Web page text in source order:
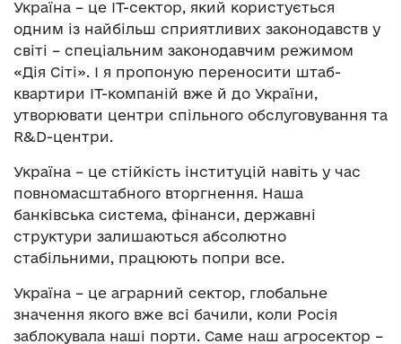
Україна – це IT-сектор, який користується
одним із найбільш сприятливих законодавств у
світі – спеціальним законодавчим режимом
«Дія Сіті». І я пропоную переносити штаб-
квартири IT-компаній вже й до України,
утворювати центри спільного обслуговування та
R&D-центри.
Україна – це стійкість інституцій навіть у час
повномасштабного вторгнення. Наша
банківська система, фінанси, державні
структури залишаються абсолютно
стабільними, працюють попри все.
Україна – це аграрний сектор, глобальне
значення якого вже всі бачили, коли Росія
заблокувала наші порти. Саме наш агросектор –